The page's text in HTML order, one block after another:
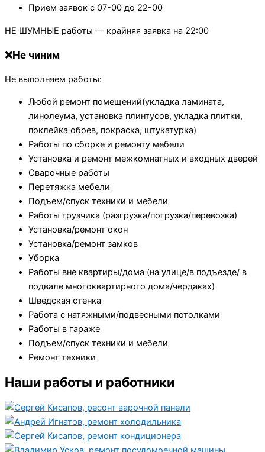
Прием заявок с 07-00 до 22-00
НЕ ШУМНЫЕ работы — крайняя заявка на 22:00
❌Не чиним
Не выполняем работы:
Любой ремонт помещений(укладка ламината,
линолеума, установка плинтусов, укладка плитки,
поклейка обоев, покраска, штукатурка)
Работы по сборке и ремонту мебели
Установка и ремонт межкомнатных и входных дверей
Сварочные работы
Перетяжка мебели
Подъем/спуск техники и мебели
Работы грузчика (разгрузка/погрузка/перевозка)
Установка/ремонт окон
Установка/ремонт замков
Уборка
Работы вне квартиры/дома (на улице/в подъезде/ в
подвале многоквартирного дома/чердаках)
Шведская стенка
Работа с натяжными/подвесными потолками
Работы в гараже
Подъем/спуск техники и мебели
Ремонт техники
Наши работы и работники